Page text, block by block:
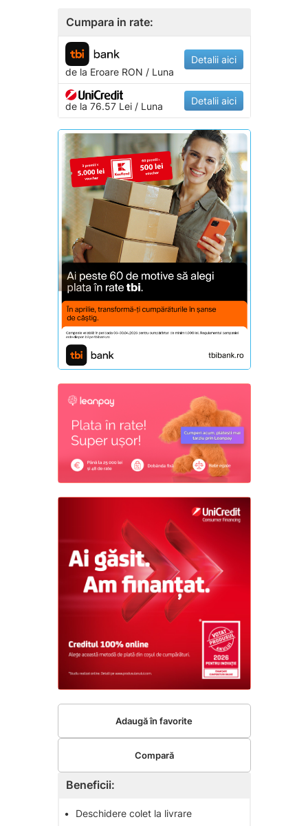
Beneficii:
•
Deschidere colet la livrare
Cumpara in rate:
de la EroareRON / Luna
Detalii aici
de la 76.57 Lei / Luna Detalii aici
Adaugă în favorite
Compară